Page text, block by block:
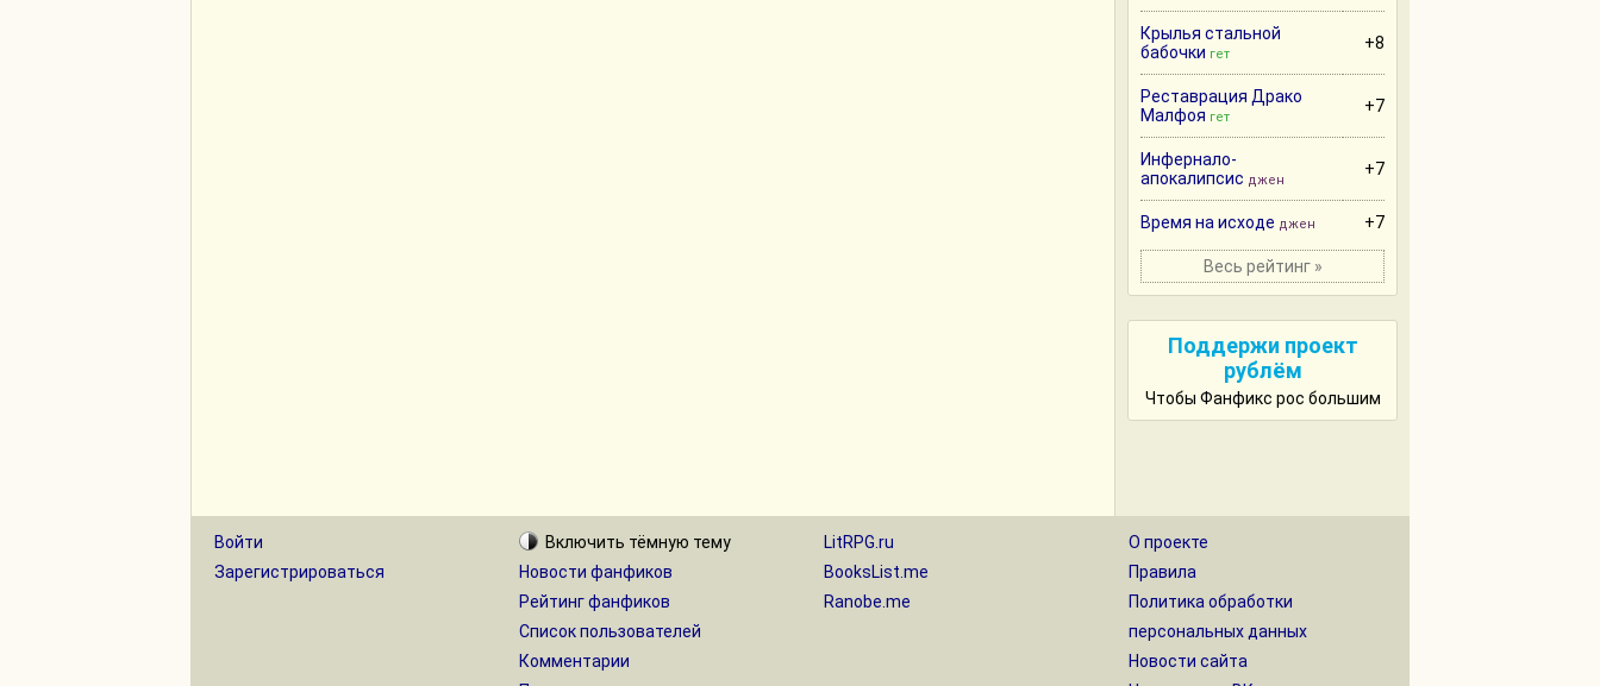
Крылья стальной
бабочки гет
+8
Реставрация Драко
Малфоя гет
+7
Инфернало-
апокалипсис джен
+7
Время на исходе джен +7
Весь рейтинг »
Поддержи проект
рублём
Чтобы Фанфикс рос большим
Войти
Зарегистрироваться
Включить тёмную тему
Новости фанфиков
Рейтинг фанфиков
Список пользователей
Комментарии
LitRPG.ru
BooksList.me
Ranobe.me
О проекте
Правила
Политика обработки
персональных данных
Новости сайта